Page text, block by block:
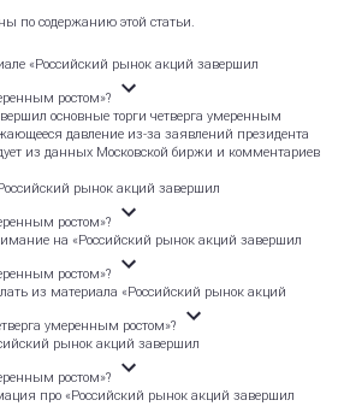
по содержанию этой статьи.
«Российский рынок акций завершил
ростом»?
основные торги четверга умеренным
давление из-за заявлений президента
из данных Московской биржи и комментариев
рынок акций завершил
ростом»?
на «Российский рынок акций завершил
ростом»?
из материала «Российский рынок акций
умеренным ростом»?
рынок акций завершил
ростом»?
про «Российский рынок акций завершил